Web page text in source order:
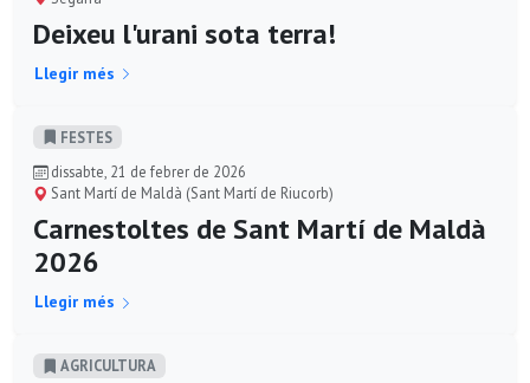
Deixeu l'urani sota terra!
Llegir més
FESTES
dissabte, 21 de febrer de 2026
Sant Martí de Maldà (Sant Martí de Riucorb)
Carnestoltes de Sant Martí de Maldà
2026
Llegir més
AGRICULTURA